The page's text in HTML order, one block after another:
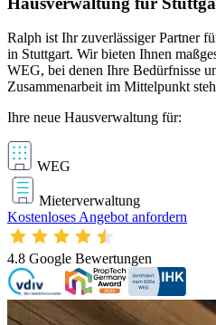
Ralph ist Ihr zuverlässiger Partner
in Stuttgart. Wir bieten Ihnen
WEG, bei denen Ihre Bedürfnisse
Zusammenarbeit im Mittelpunkt
Ihre neue Hausverwaltung für:
WEG
Mieterverwaltung
Kostenloses Angebot anfordern
4.8 Google Bewertungen